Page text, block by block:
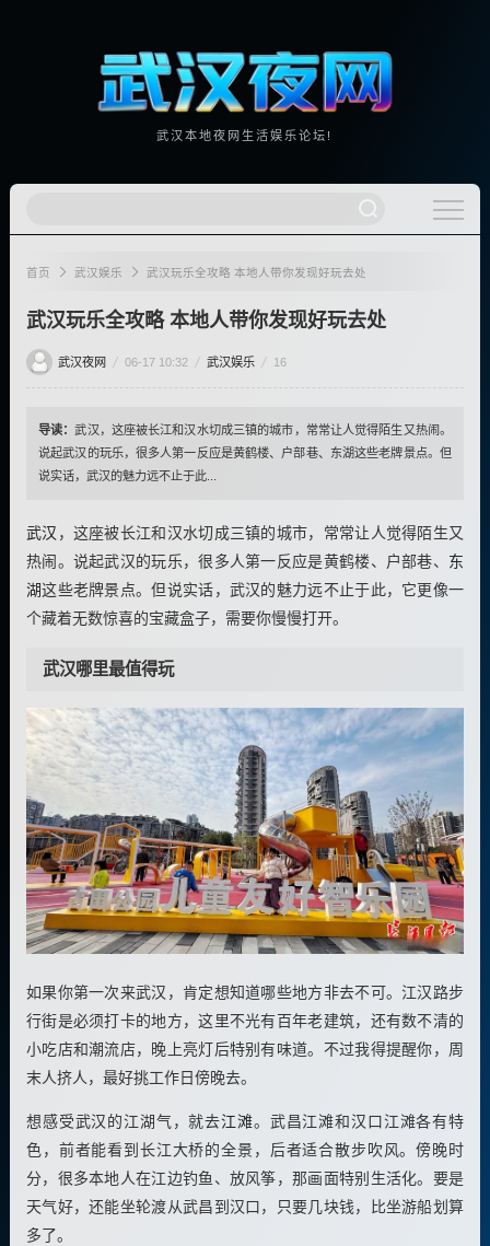
武汉本地夜网生活娱乐论坛!
首页 武汉娱乐 武汉玩乐全攻略 本地人带你发现好玩去处
武汉玩乐全攻略 本地人带你发现好玩去处
武汉夜网 06-17 10:32 武汉娱乐 16
导读：武汉，这座被长江和汉水切成三镇的城市，常常让人觉得陌生又热闹。
说起武汉的玩乐，很多人第一反应是黄鹤楼、户部巷、东湖这些老牌景点。但
说实话，武汉的魅力远不止于此...
武汉 ，这座被长江和汉水切成三镇的城市，常常让人觉得陌生又
热闹。说起武汉的玩乐，很多人第一反应是黄鹤楼、户部巷、 东
湖这些老牌景点。但说实话，武汉的魅力远不止于此，它更像一
个藏着无数惊喜的宝藏盒子，需要你慢慢打开。
武汉哪里最值得玩
如果你第一次来武汉，肯定想知道哪些地方非去不可。江汉路步
行街是必须打卡的地方，这里不光有百年老建筑，还有数不清的
小吃店和潮流店，晚上亮灯后特别有味道。不过我得提醒你，周
末人挤人，最好挑工作日傍晚去。
想感受武汉的江湖气，就去江滩。武昌江滩和汉口江滩各有特
色，前者能看到长江大桥的全景，后者适合散步吹风。傍晚时
分，很多本地人在江边钓鱼、放风筝，那画面特别生活化。要是
天气好，还能坐轮渡从武昌到汉口，只要几块钱，比坐游船划算
多了。